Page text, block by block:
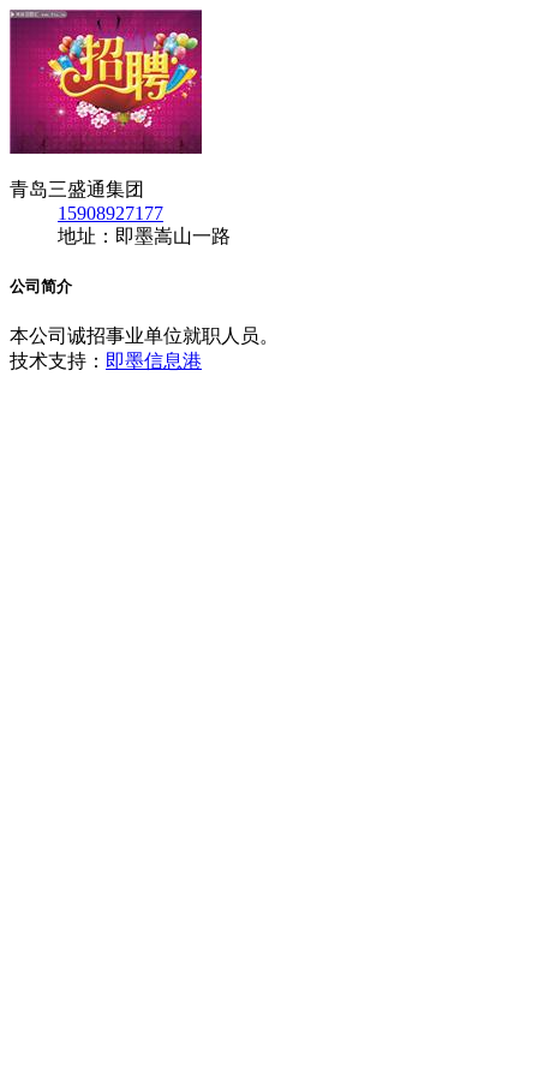
青岛三盛通集团
15908927177
地址：即墨嵩山一路
公司简介
本公司诚招事业单位就职人员。
技术支持： 即墨信息港